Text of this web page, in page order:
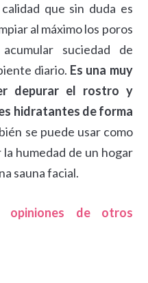
que sin duda es
al máximo los poros
suciedad de
diario. Es una muy
depurar el rostro y
hidratantes de forma
se puede usar como
humedad de un hogar
sauna facial.
opiniones de otros